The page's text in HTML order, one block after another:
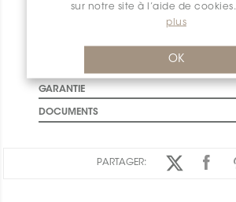
sur notre site à l’aide de cookies.
plus
OK
GARANTIE
DOCUMENTS
PARTAGER: